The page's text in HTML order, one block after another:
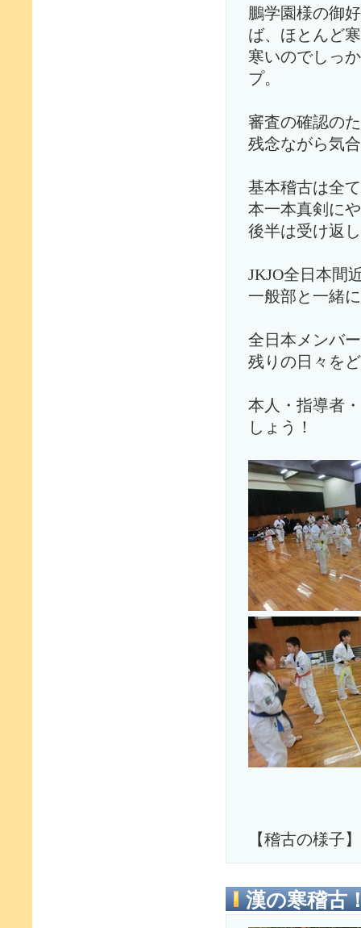
鵬学園様の御
ば、ほとんど
寒いのでしっ
プ。
審査の確認の
残念ながら気
基本稽古は全
本一本真剣に
後半は受け返
JKJO全日本間
一般部と一緒
全日本メンバ
残りの日々を
本人・指導者
しょう！
【稽古の様子】
漢の寒稽古